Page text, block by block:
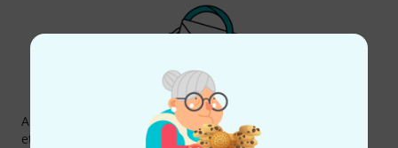
Thomann Newsletter
Abonniere den Thomann Newsletter und gewinne mit
etwas Glück einen von
50 Gutscheinenüber jeweils